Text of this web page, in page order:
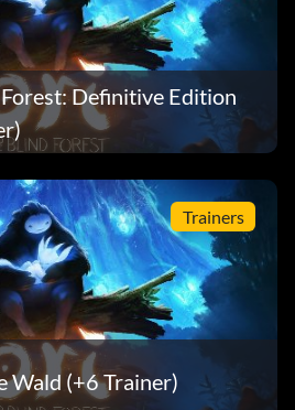
Definitive Edition
Trainers
Wald (+6 Trainer)